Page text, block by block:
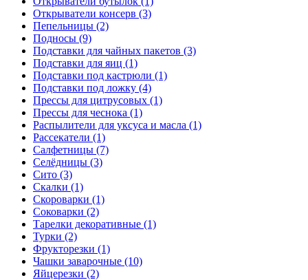
Открыватели консерв (3)
Пепельницы (2)
Подносы (9)
Подставки для чайных пакетов (3)
Подставки для яиц (1)
Подставки под кастрюли (1)
Подставки под ложку (4)
Прессы для цитрусовых (1)
Прессы для чеснока (1)
Распылители для уксуса и масла (1)
Рассекатели (1)
Салфетницы (7)
Селёдницы (3)
Сито (3)
Скалки (1)
Скороварки (1)
Соковарки (2)
Тарелки декоративные (1)
Турки (2)
Фрукторезки (1)
Чашки заварочные (10)
Яйцерезки (2)